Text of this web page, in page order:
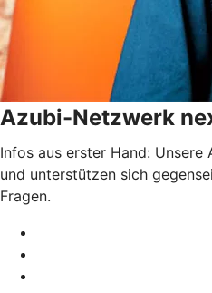
Azubi-Netzwerk
Infos aus erster Hand:
und unterstützen sich
Fragen.